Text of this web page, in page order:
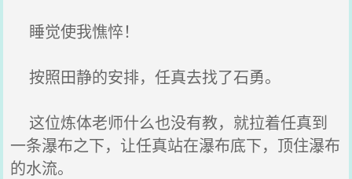
睡觉使我憔悴！
按照田静的安排，任真去找了石勇。
这位炼体老师什么也没有教，就拉着任真到
一条瀑布之下，让任真站在瀑布底下，顶住瀑布
的水流。